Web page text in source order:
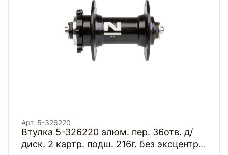
Арт. 5-326220
Втулка 5-326220 алюм. пер. 36отв. д/
диск. 2 картр. подш. 216г. без эксцентр.